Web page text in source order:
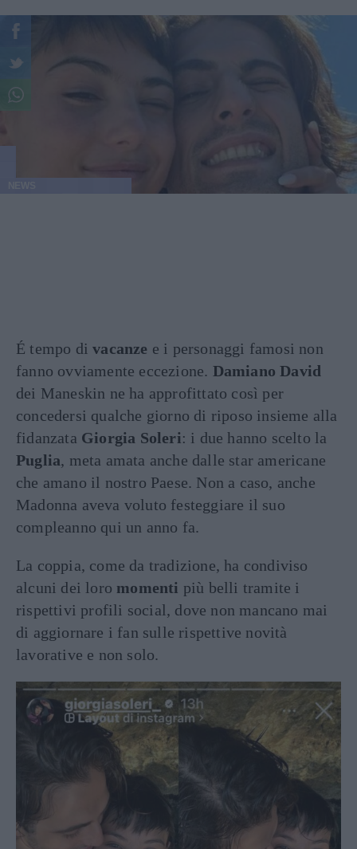
É tempo divacanze e i personaggi famosi non
fanno ovviamente eccezione. Damiano David
dei Maneskin ne ha approfittato così per
concedersi qualche giorno di riposo insieme alla
fidanzata Giorgia Soleri: i due hanno scelto la
Puglia, meta amata anche dalle star americane
che amano il nostro Paese. Non a caso, anche
Madonna aveva voluto festeggiare il suo
compleanno qui un anno fa.
La coppia, come da tradizione, ha condiviso
alcuni dei loro momenti più belli tramite i
rispettivi profili social, dove non mancano mai
di aggiornare i fan sulle rispettive novità
lavorative e non solo.